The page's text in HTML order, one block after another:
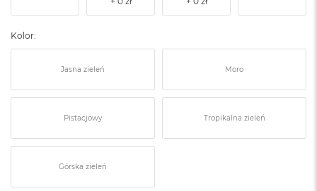
Kolor:
Jasna zieleń Moro
Pistacjowy Tropikalna zieleń
Górska zieleń